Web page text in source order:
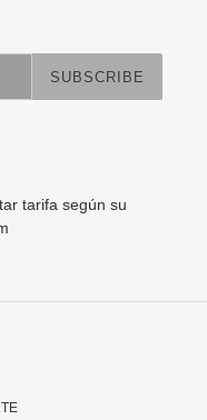
SUBSCRIBE
tarifa según su
Instagram